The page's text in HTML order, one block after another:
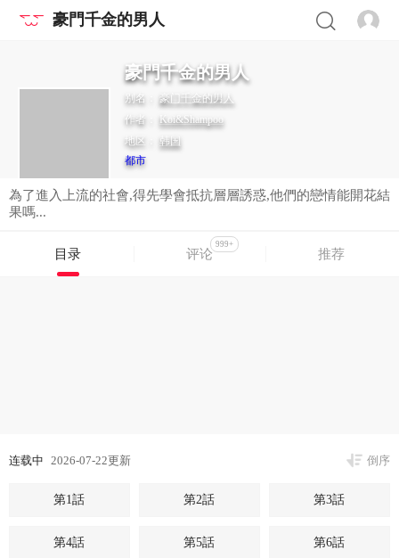
豪門千金的男人
豪門千金的男人
别名： 豪门千金的男人
作者： Koi&Shampoo
地区： 韩国
都市
為了進入上流的社會,得先學會抵抗層層誘惑,他們的戀情能開花結
果嗎...
目录 评论
999+
推荐
连载中 2026-07-22更新 倒序
第1話 第2話 第3話
第4話 第5話 第6話